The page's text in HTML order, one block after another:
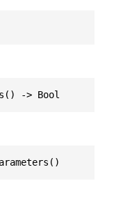
-> Bool